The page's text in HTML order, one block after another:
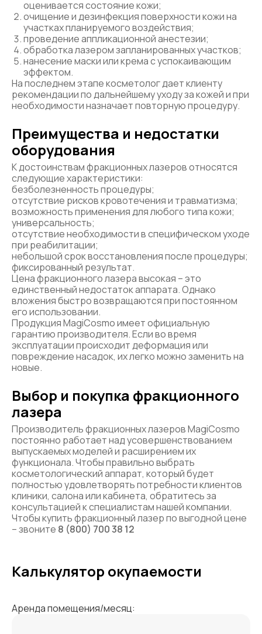
оценивается состояние кожи;
очищение и дезинфекция поверхности кожи на
участках планируемого воздействия;
проведение аппликационной анестезии;
обработка лазером запланированных участков;
нанесение маски или крема с успокаивающим
эффектом.
На последнем этапе косметолог дает клиенту
рекомендации по дальнейшему уходу за кожей и при
необходимости назначает повторную процедуру.
Преимущества и недостатки
оборудования
К достоинствам фракционных лазеров относятся
следующие характеристики:
безболезненность процедуры;
отсутствие рисков кровотечения и травматизма;
возможность применения для любого типа кожи;
универсальность;
отсутствие необходимости в специфическом уходе
при реабилитации;
небольшой срок восстановления после процедуры;
фиксированный результат.
Цена фракционного лазера высокая – это
единственный недостаток аппарата. Однако
вложения быстро возвращаются при постоянном
его использовании.
Продукция MagiCosmo имеет официальную
гарантию производителя. Если во время
эксплуатации происходит деформация или
повреждение насадок, их легко можно заменить на
новые.
Выбор и покупка фракционного
лазера
Производитель фракционных лазеров MagiCosmo
постоянно работает над усовершенствованием
выпускаемых моделей и расширением их
функционала. Чтобы правильно выбрать
косметологический аппарат, который будет
полностью удовлетворять потребности клиентов
клиники, салона или кабинета, обратитесь за
консультацией к специалистам нашей компании.
Чтобы купить фракционный лазер по выгодной цене
– звоните 8 (800) 700 38 12
Калькулятор окупаемости
Аренда помещения/месяц: